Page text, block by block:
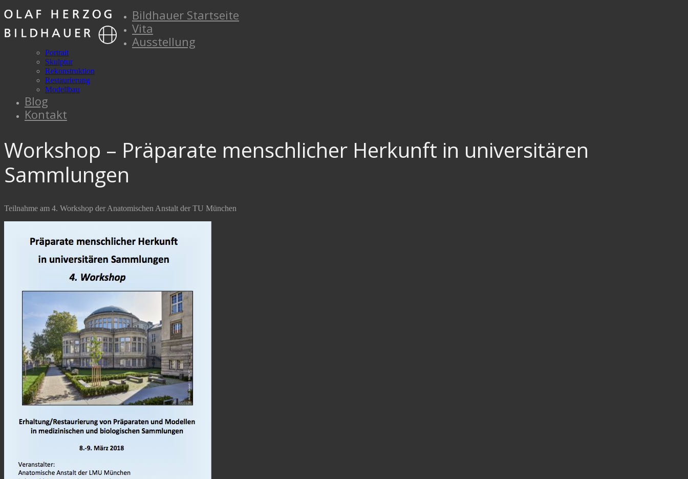
Bildhauer Startseite
Vita
Ausstellung
Portrait
Skulptur
Rekonstruktion
Restaurierung
Modellbau
Blog
Kontakt
Workshop – Präparate menschlicher Herkunft in universitären
Sammlungen
Teilnahme am 4. Workshop der Anatomischen Anstalt der TU München